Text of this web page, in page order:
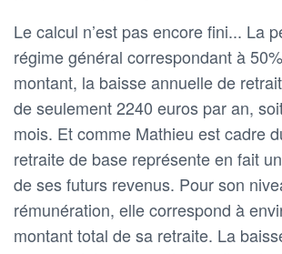
Le calcul n’est pas encore fini... La
régime général correspondant à
montant, la baisse annuelle de
de seulement 2240 euros par an,
mois. Et comme Mathieu est cadre
retraite de base représente en fait
de ses futurs revenus. Pour son
rémunération, elle correspond à
montant total de sa retraite. La